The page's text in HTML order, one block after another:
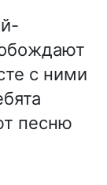
с ними
песню